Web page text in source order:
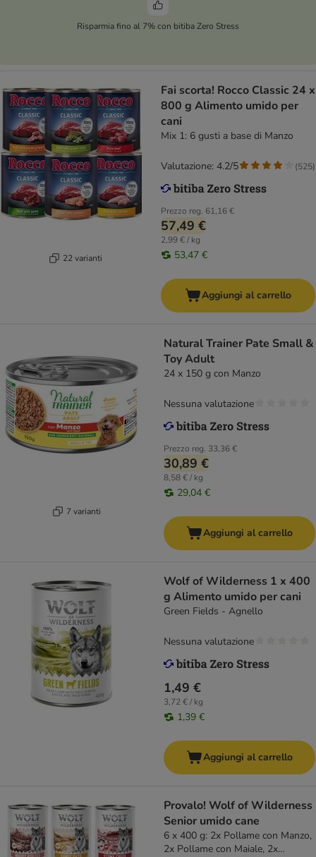
Risparmia fino al 7% con bitiba Zero Stress
22 varianti
Fai scorta! Rocco Classic 24 x
800 g Alimento umido per
cani
Mix 1: 6 gusti a base di Manzo
Prezzo reg. 61,16 €
57,49 €
2,99 € / kg
53,47 €
Valutazione: 4.2/5 (525)
Aggiungi al carrello
7 varianti
Natural Trainer Pate Small &
Toy Adult
24 x 150 g con Manzo
Prezzo reg. 33,36 €
30,89 €
8,58 € / kg
29,04 €
Nessuna valutazione
Aggiungi al carrello
Wolf of Wilderness 1 x 400
g Alimento umido per cani
Green Fields - Agnello
1,49 €
3,72 € / kg
1,39 €
Nessuna valutazione
Aggiungi al carrello
Provalo! Wolf of Wilderness
Senior umido cane
6 x 400 g: 2x Pollame con Manzo,
2x Pollame con Maiale, 2x